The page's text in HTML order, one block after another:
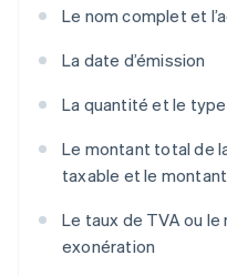
Le nom complet et
La date d’émission
La quantité et le
Le montant total de
taxable et le
Le taux de TVA ou le
exonération